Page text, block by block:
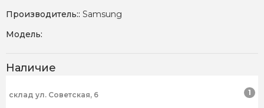
Производитель:: Samsung
Модель:
Наличие
склад ул. Советская, 6 1